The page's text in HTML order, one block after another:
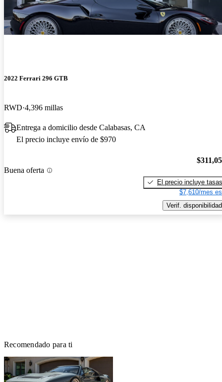
2022 Ferrari 296 GTB
RWD 4,396 millas
Entrega a domicilio desde Calabasas, CA
El precio incluye envío de $970
Buena oferta
El precio incluye tasas
$7,610/mes
Verif. disponibilidad
Recomendado para ti